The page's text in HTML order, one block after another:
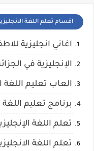
اقسام تعلم اللغة
اغاني انجليزية
الإنجليزية في
العاب تعليم اللغة
برنامج تعليم اللغة
تعلم اللغة
تعلم اللغة